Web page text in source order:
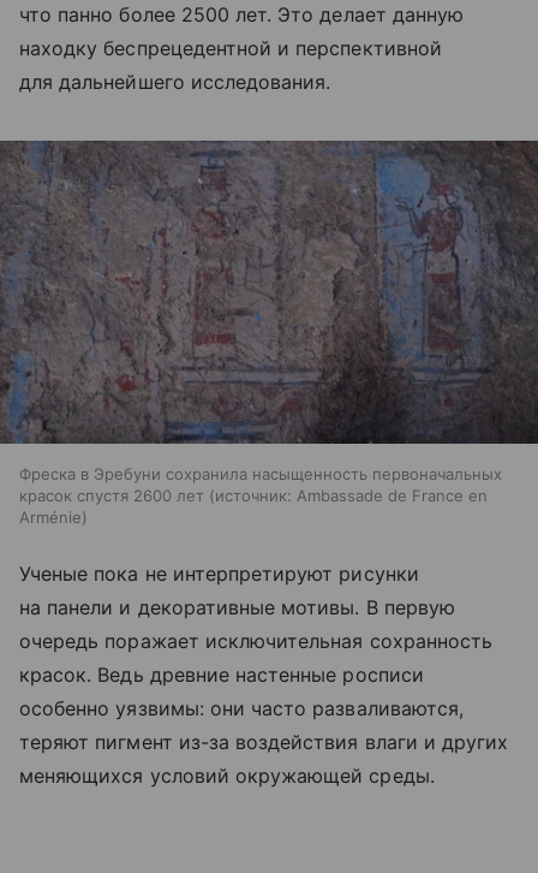
что панно более 2500 лет. Это делает данную
находку беспрецедентной и перспективной
для дальнейшего исследования.
Фреска в Эребуни сохранила насыщенность первоначальных
красок спустя 2600 лет
источник: Ambassade de France en
Arménie
Ученые пока не интерпретируют рисунки
на панели и декоративные мотивы. В первую
очередь поражает исключительная сохранность
красок. Ведь древние настенные росписи
особенно уязвимы: они часто разваливаются,
теряют пигмент из-за воздействия влаги и других
меняющихся условий окружающей среды.